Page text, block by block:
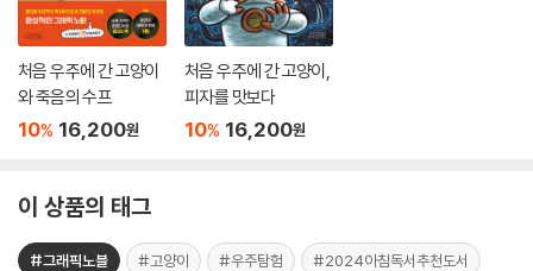
처음 우주에 간 고양이
와 죽음의 수프
10% 16,200원
처음 우주에 간 고양이,
피자를 맛보다
10% 16,200원
이 상품의 태그
#그래픽노블 #고양이 #우주탐험 #2024아침독서추천도서